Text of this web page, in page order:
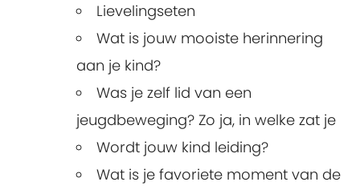
Lievelingseten
Wat is jouw mooiste herinnering
aan je kind?
Was je zelf lid van een
jeugdbeweging? Zo ja, in welke zat je
Wordt jouw kind leiding?
Wat is je favoriete moment van de